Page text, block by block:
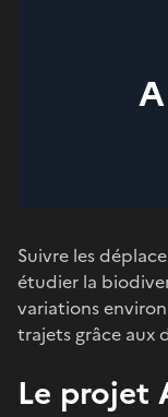
Suivre les
étudier la
variations
trajets grâce aux
Le projet